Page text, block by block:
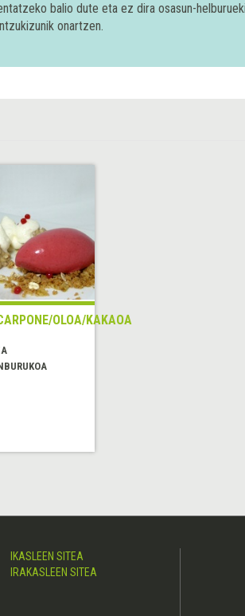
balio dute eta ez dira osasun-
onartzen.
OLOA/KAKAOA
IKASLEEN SITEA
IRAKASLEEN SITEA